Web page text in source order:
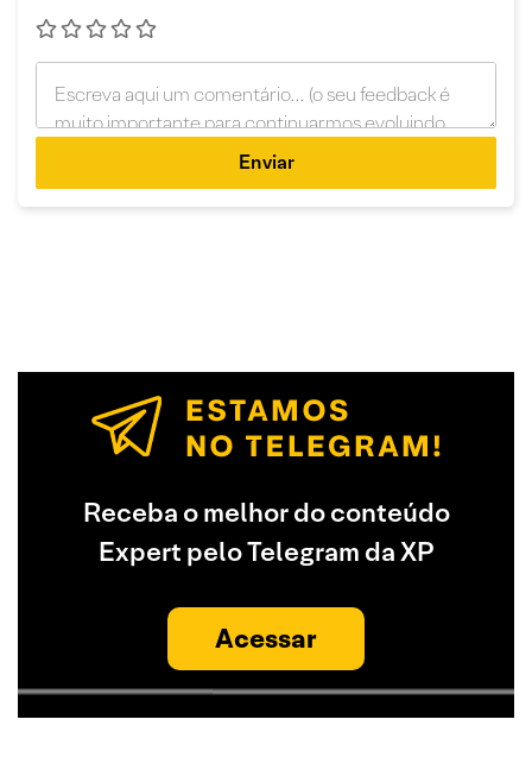
Enviar
Receba o melhor do conteúdo
Expert pelo Telegram da XP
Acessar